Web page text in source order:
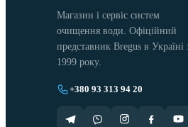
Магазин і сервіс систем
очищення води. Офіційний
представник Bregus в Україні
1999 року.
+380 93 313 94 20